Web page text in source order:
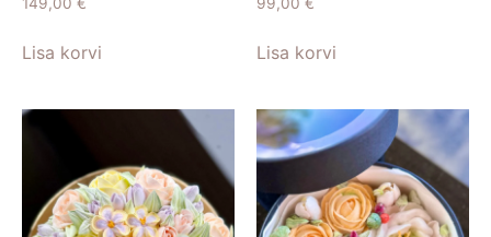
Lisa korvi Lisa korvi